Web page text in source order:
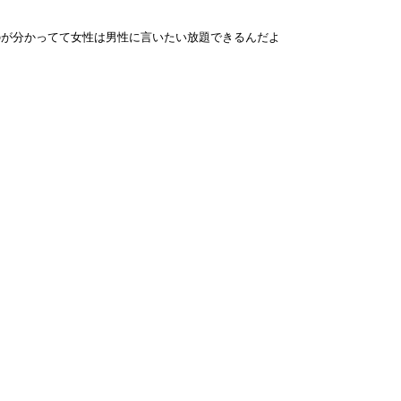
分かってて女性は男性に言いたい放題できるんだよ